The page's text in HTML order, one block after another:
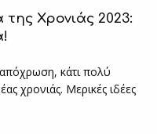
Χρονιάς 2023:
κάτι πολύ
χρονιάς. Μερικές ιδέες